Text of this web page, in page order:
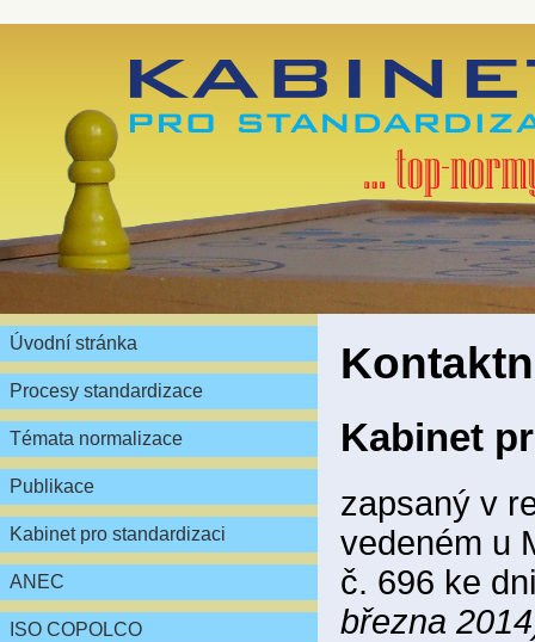
Úvodní stránka
Procesy standardizace
Témata normalizace
Publikace
Kabinet pro standardizaci
ANEC
ISO COPOLCO
Kabinet
zapsaný v
vedeném u
č. 696 ke
března